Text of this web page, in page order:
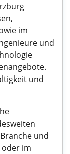
im
und
und
und
oder im